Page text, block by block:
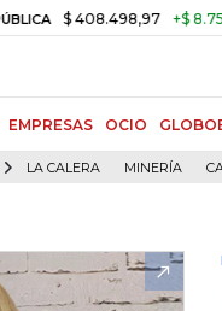
$ 408.498,97 +$ 8.753,81
EMPRESAS OCIO
LA CALERA MINERÍA